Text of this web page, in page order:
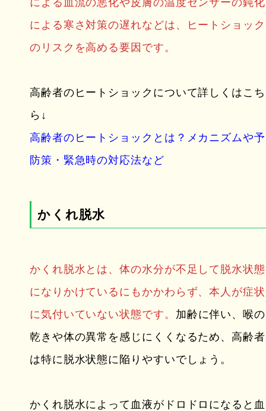
による寒さ対策の遅れなどは、ヒートショック
のリスクを高める要因です。
高齢者のヒートショックについて詳しくはこち
ら↓
高齢者のヒートショックとは？メカニズムや予
防策・緊急時の対応法など
かくれ脱水
かくれ脱水とは、体の水分が不足して脱水状態
になりかけているにもかかわらず、本人が症状
に気付いていない状態です。 加齢に伴い、喉の
乾きや体の異常を感じにくくなるため、高齢者
は特に脱水状態に陥りやすいでしょう。
かくれ脱水によって血液がドロドロになると血